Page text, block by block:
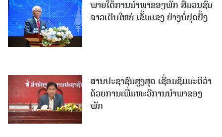
ພາຍໃຕ້ການນໍາພາຂອງພັກ ສື່ມວນຊົນ
ລາວເຕີບໃຫຍ່ ເຂັ້ມແຂງ ຢ່າງບໍ່ຢຸດຢັ້ງ
ສານປະຊາຊົນສູງສຸດ ເຊື່ອມຊຶມມະຕິວ່າ
ດ້ວຍການເພີ່ມທະວີການນຳພາຂອງ
ພັກ